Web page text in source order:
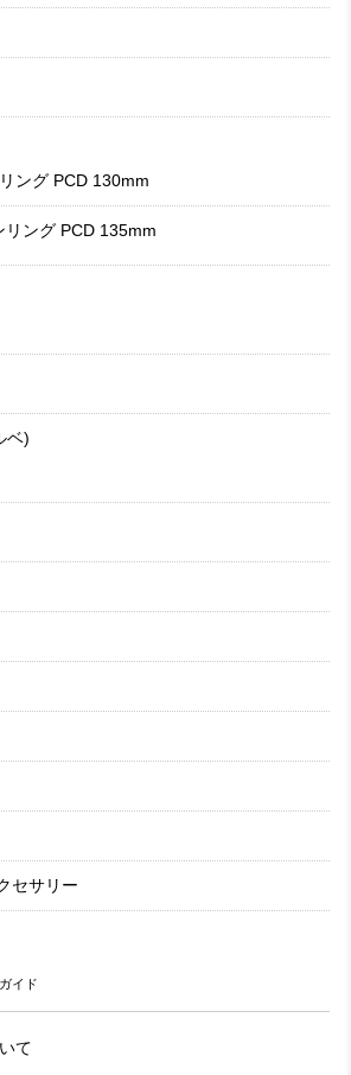
ング PCD 130mm
リング PCD 135mm
ベ)
セサリー
イド
て